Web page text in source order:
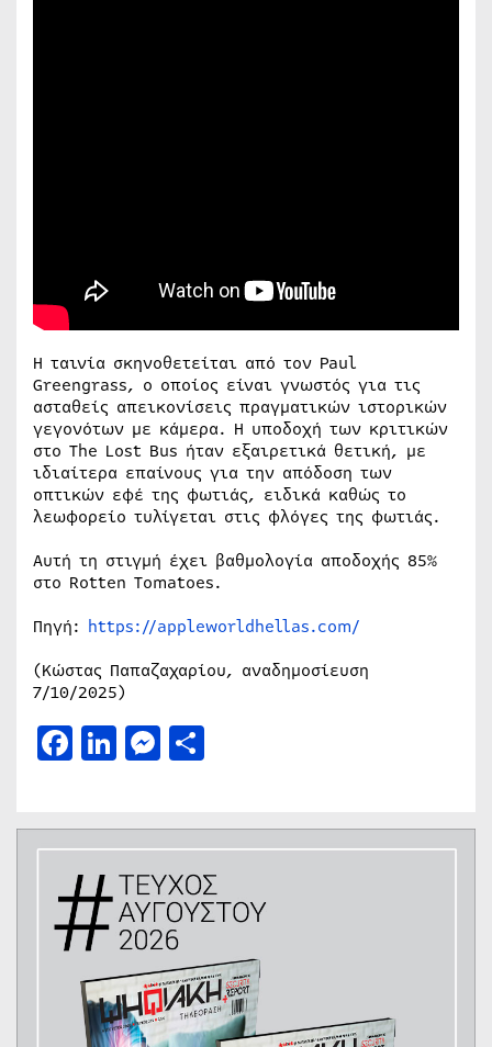
Η ταινία σκηνοθετείται από τον Paul
Greengrass, ο οποίος είναι γνωστός για τις
ασταθείς απεικονίσεις πραγματικών ιστορικών
γεγονότων με κάμερα. Η υποδοχή των κριτικών
στο The Lost Bus ήταν εξαιρετικά θετική, με
ιδιαίτερα επαίνους για την απόδοση των
οπτικών εφέ της φωτιάς, ειδικά καθώς το
λεωφορείο τυλίγεται στις φλόγες της φωτιάς.
Αυτή τη στιγμή έχει βαθμολογία αποδοχής 85%
στο Rotten Tomatoes.
Πηγή: https://appleworldhellas.com/
(Κώστας Παπαζαχαρίου, αναδημοσίευση
7/10/2025)
Facebook
LinkedIn
Messenger